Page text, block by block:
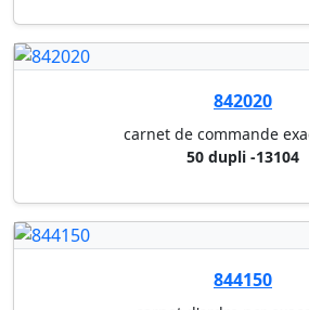
842055
carnet de reçus
842152
carnet facture
50 dupli 13,5 x 22 cm